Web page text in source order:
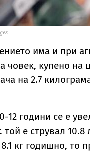
има и при
човек, купено на
на 2.7
12 години се е
той е струвал
кг годишно, то